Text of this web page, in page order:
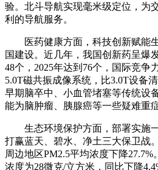
验。北斗导航实现毫米级定位，为
利的导航服务。
医药健康方面，科技创新赋能生
国建设。近几年，我国创新药呈爆
48个，2025年达到76个，国际竞争
5.0T磁共振成像系统，比3.0T设备
早期脑卒中、小血管堵塞等传统设
能为脑肿瘤、胰腺癌等一些疑难重
生态环境保护方面，部署实施一
打赢蓝天、碧水、净土三大保卫战
周边地区PM2.5平均浓度下降27.7%
浓度为28微克/立方米，同比下降